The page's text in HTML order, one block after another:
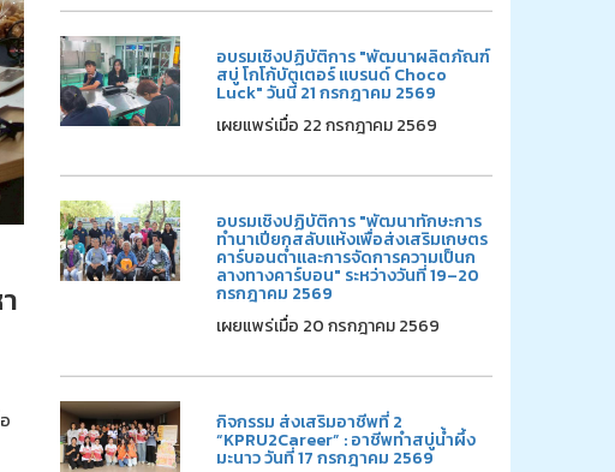
อบรมเชิงปฏิบัติการ "พัฒนาผลิตภัณฑ์
สบู่ โกโก้บัตเตอร์ แบรนด์ Choco
Luck" วันนี้ 21 กรกฎาคม 2569
เผยแพร่เมื่อ 22 กรกฎาคม 2569
อบรมเชิงปฏิบัติการ "พัฒนาทักษะการ
ทำนาเปียกสลับแห้งเพื่อส่งเสริมเกษตร
คาร์บอนต่ำและการจัดการความเป็นก
ลางทางคาร์บอน" ระหว่างวันที่ 19–20
กรกฎาคม 2569
เผยแพร่เมื่อ 20 กรกฎาคม 2569
กิจกรรม ส่งเสริมอาชีพที่ 2
“KPRU2Career” : อาชีพทำสบู่น้ำผึ้ง
มะนาว วันที่ 17 กรกฎาคม 2569